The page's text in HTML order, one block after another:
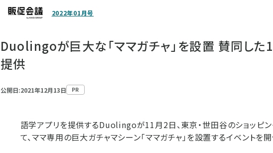
2022年01月号
Duolingoが巨大な「ママガチャ」を設置 賛同した
提供
公開日:2021年12月13日 PR
語学アプリを提供するDuolingoが11月2日、東京・世田谷のショッピン
て、ママ専用の巨大ガチャマシーン「ママガチャ」を設置するイベントを開